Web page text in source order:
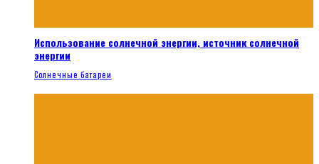
Использование солнечной энергии, источник солнечной
энергии
Солнечные батареи